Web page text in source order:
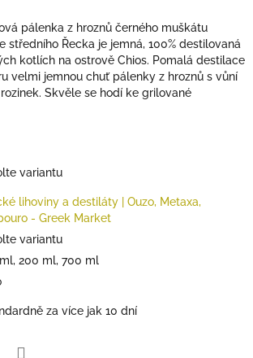
pálenka z hroznů černého muškátu
středního Řecka je jemná, 100% destilovaná
kotlích na ostrově Chios. Pomalá destilace
velmi jemnou chuť pálenky z hroznů s vůní
Skvěle se hodí ke grilované
variantu
lihoviny a destiláty | Ouzo, Metaxa,
- Greek Market
variantu
200 ml, 700 ml
za více jak 10 dní